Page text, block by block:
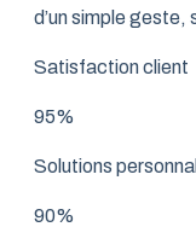
d’un simple
Satisfaction client
95%
Solutions
90%